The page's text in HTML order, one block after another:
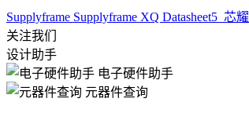
Supplyframe Supplyframe XQ Datasheet5 芯耀
关注我们
设计助手
电子硬件助手
元器件查询